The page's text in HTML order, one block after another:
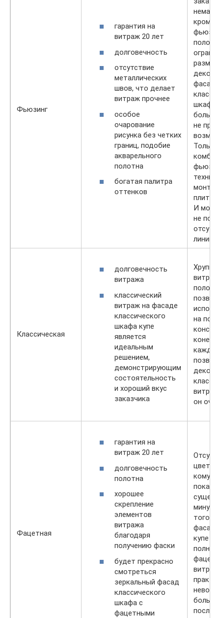
Фьюзинг
гарантия на
витраж 20 лет
долговечность
отсутствие
металлических
швов, что делает
витраж прочнее
особое
очарование
рисунка без четких
границ, подобие
акварельного
полотна
богатая палитра
оттенков
кроме
фасад
шкафа
не
Только
И
не
линий
Классическая
долговечность
витража
классический
витраж на фасаде
классического
шкафа купе
является
идеальным
решением,
демонстрирующим
состоятельность
и хороший вкус
заказчика
на
декор
он
Фацетная
гарантия на
витраж 20 лет
долговечность
полотна
хорошее
скрепление
элементов
витража
благодаря
получению фаски
будет прекрасно
смотреться
зеркальный фасад
классического
шкафа с
фацетными
кому-
того
купе